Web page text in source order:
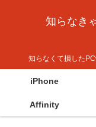
知らなき
知らなくて損した
iPhone
Affinity